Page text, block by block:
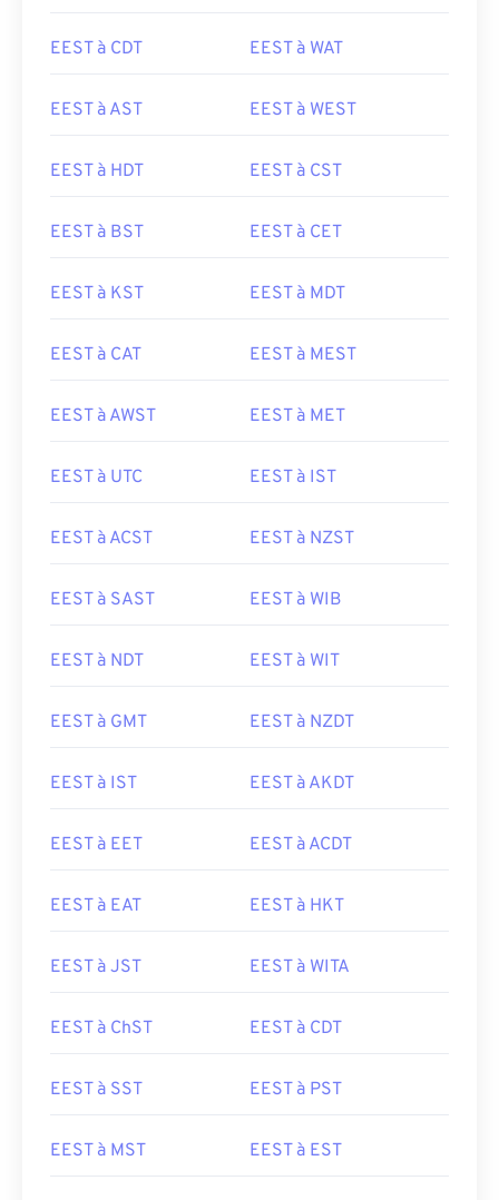
EEST à CDT EEST à WAT
EEST à AST EEST à WEST
EEST à HDT EEST à CST
EEST à BST EEST à CET
EEST à KST EEST à MDT
EEST à CAT EEST à MEST
EEST à AWST EEST à MET
EEST à UTC EEST à IST
EEST à ACST EEST à NZST
EEST à SAST EEST à WIB
EEST à NDT EEST à WIT
EEST à GMT EEST à NZDT
EEST à IST EEST à AKDT
EEST à EET EEST à ACDT
EEST à EAT EEST à HKT
EEST à JST EEST à WITA
EEST à ChST EEST à CDT
EEST à SST EEST à PST
EEST à MST EEST à EST